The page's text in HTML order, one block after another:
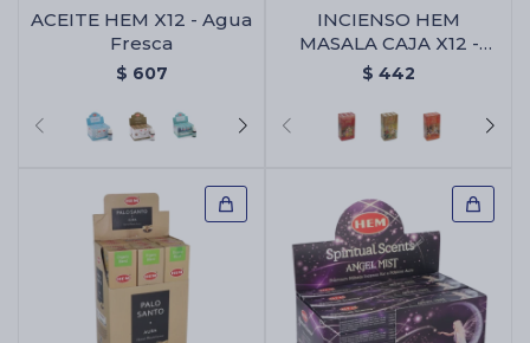
ACEITE HEM X12 - Agua
Fresca
$ 607
INCIENSO HEM
MASALA CAJA X12 -
Ambar
$ 442